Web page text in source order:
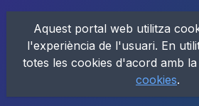
Aquest portal web utilitza
l'experiència de l'usuari. En
totes les cookies d'acord amb
cookies.